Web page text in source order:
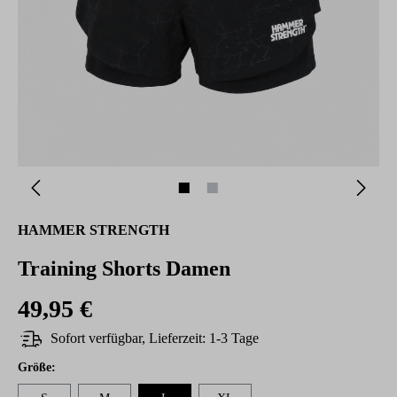
HAMMER STRENGTH
Training Shorts Damen
49,95 €
Sofort verfügbar, Lieferzeit: 1-3 Tage
Größeauswählen
: